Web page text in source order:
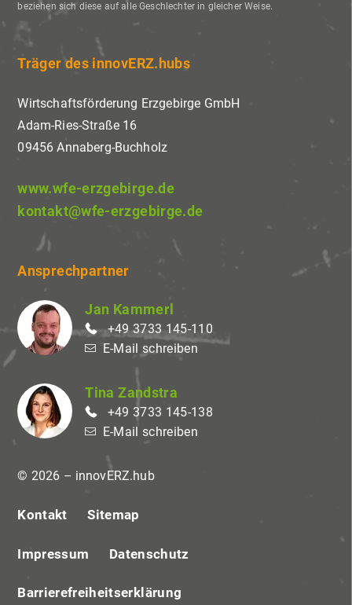
beziehen sich diese auf alle Geschlechter in gleicher Weise.
Träger des innovERZ.hubs
Wirtschaftsförderung Erzgebirge GmbH
Adam-Ries-Straße 16
09456 Annaberg-Buchholz
www.wfe-erzgebirge.de
kontakt@wfe-erzgebirge.de
Ansprechpartner
Jan Kammerl
+49 3733 145-110
E-Mail schreiben
Tina Zandstra
+49 3733 145-138
E-Mail schreiben
© 2026 – innovERZ.hub
Kontakt Sitemap
Impressum Datenschutz
Barrierefreiheitserklärung